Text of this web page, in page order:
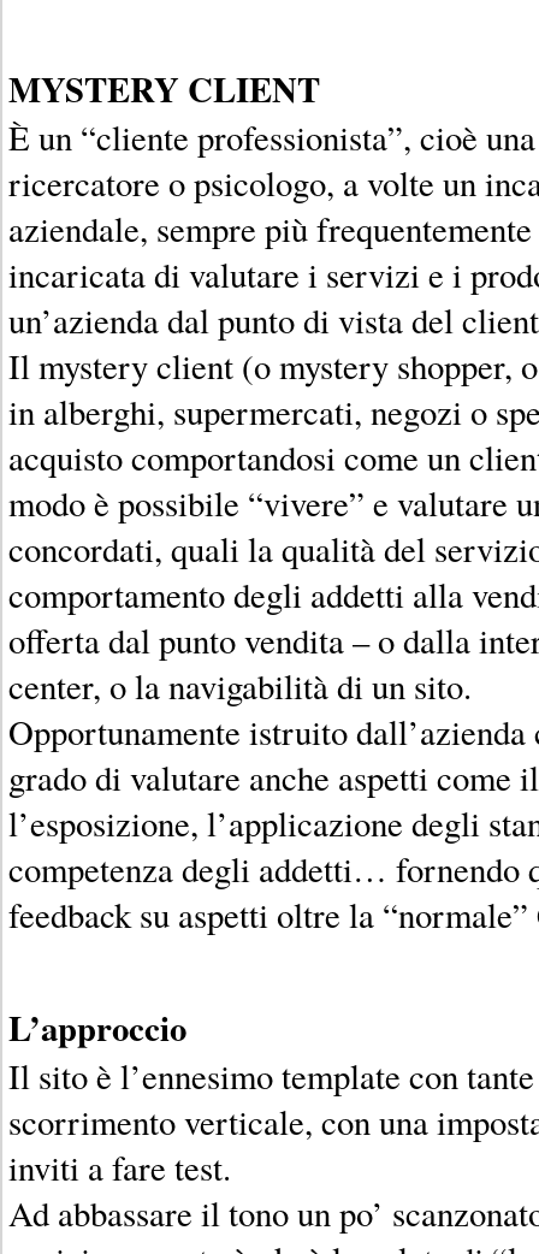
MYSTERY CLIENT
È un “cliente professionista”, cioè
ricercatore o psicologo, a volte un
aziendale, sempre più
incaricata di valutare i servizi e i
un’azienda dal punto di vista del
Il mystery client (o mystery shopper,
in alberghi, supermercati, negozi o
acquisto comportandosi come un
modo è possibile “vivere” e valutare
concordati, quali la qualità del
comportamento degli addetti alla
offerta dal punto vendita – o dalla
center, o la navigabilità di un sito.
Opportunamente istruito
grado di valutare anche aspetti come
l’esposizione, l’applicazione degli
competenza degli addetti… fornendo
feedback su aspetti oltre la
L’approccio
Il sito è l’ennesimo template con
scorrimento verticale, con una
inviti a fare test.
Ad abbassare il tono un po’